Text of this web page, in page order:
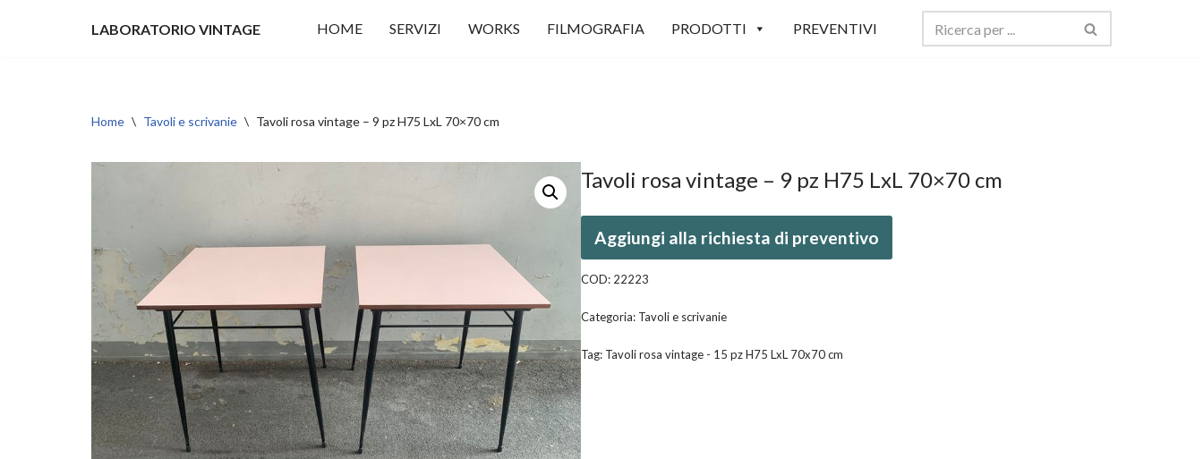
LABORATORIO VINTAGE HOME SERVIZI WORKS FILMOGRAFIA PRODOTTI PREVENTIVI
Home \ Tavoli e scrivanie \ Tavoli rosa vintage – 9 pz H75 LxL 70×70 cm
Tavoli rosa vintage – 9 pz H75 LxL 70×70 cm
Aggiungi alla richiesta di preventivo
COD: 22223
Categoria: Tavoli e scrivanie
Tag: Tavoli rosa vintage - 15 pz H75 LxL 70x70 cm